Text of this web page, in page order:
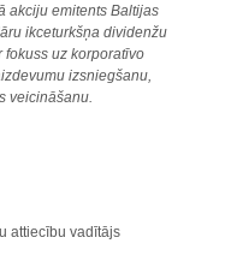
akciju emitents Baltijas
ikceturkšņa dividenžu
fokuss uz korporatīvo
izsniegšanu,
veicināšanu.
attiecību vadītājs